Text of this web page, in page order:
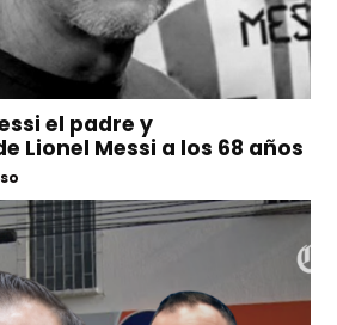
el padre y
Lionel Messi a los 68 años